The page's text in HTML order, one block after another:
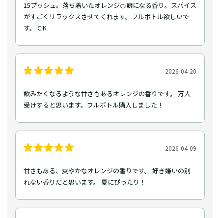
15プッシュ。落ち着いたオレンジ🍊癖になる香り。スパイス
がすごくリラックスさせてくれます。フルボトル欲しいで
す。 C.K
2026-04-20
飲みたくなるような甘さもあるオレンジの香りです。 万人
受けすると思います。フルボトル購入しました！
2026-04-09
甘さもある、爽やかなオレンジの香りです。 好き嫌いの別
れない香りだと思います。 夏にぴったり！